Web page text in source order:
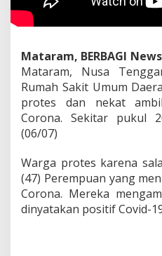
Mataram, BERBAGI News
Mataram, Nusa
Rumah Sakit Umum
protes dan nekat
Corona. Sekitar pukul
(06/07)
Warga protes karena
(47) Perempuan yang
Corona. Mereka
dinyatakan positif Covid-